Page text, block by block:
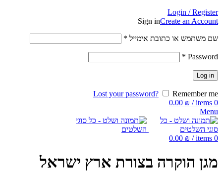
Login / Register
Sign inCreate an Account
שם משתמש או כתובת אימייל *
Password
*
Log in
Lost your password?
Remember me
0
items
/
0.00 ₪
Menu
0
items
/
0.00 ₪
מגן הוקרה בצורת ארץ ישראל